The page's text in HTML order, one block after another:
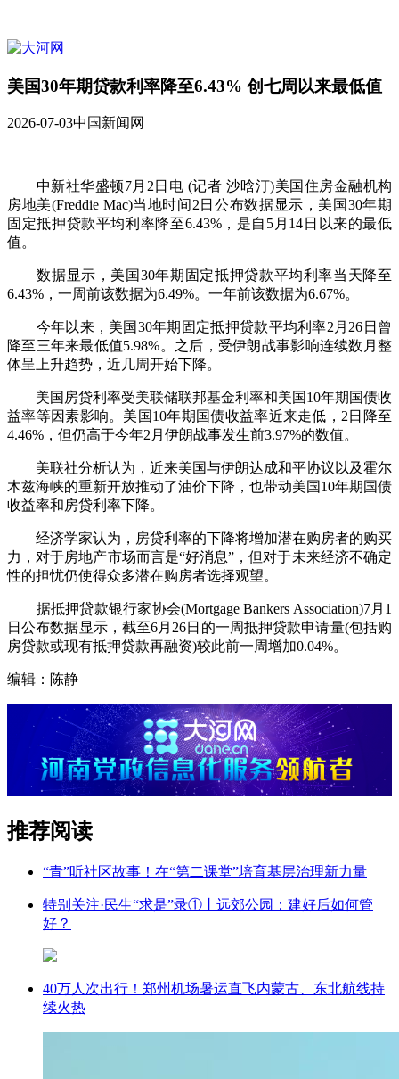
美国30年期贷款利率降至6.43% 创七周以来最低值
2026-07-03中国新闻网
中新社华盛顿7月2日电 (记者 沙晗汀)美国住房金融机构
房地美(Freddie Mac)当地时间2日公布数据显示，美国30年期
固定抵押贷款平均利率降至6.43%，是自5月14日以来的最低
值。
数据显示，美国30年期固定抵押贷款平均利率当天降至
6.43%，一周前该数据为6.49%。一年前该数据为6.67%。
今年以来，美国30年期固定抵押贷款平均利率2月26日曾
降至三年来最低值5.98%。之后，受伊朗战事影响连续数月整
体呈上升趋势，近几周开始下降。
美国房贷利率受美联储联邦基金利率和美国10年期国债收
益率等因素影响。美国10年期国债收益率近来走低，2日降至
4.46%，但仍高于今年2月伊朗战事发生前3.97%的数值。
美联社分析认为，近来美国与伊朗达成和平协议以及霍尔
木兹海峡的重新开放推动了油价下降，也带动美国10年期国债
收益率和房贷利率下降。
经济学家认为，房贷利率的下降将增加潜在购房者的购买
力，对于房地产市场而言是“好消息”，但对于未来经济不确定
性的担忧仍使得众多潜在购房者选择观望。
据抵押贷款银行家协会(Mortgage Bankers Association)7月1
日公布数据显示，截至6月26日的一周抵押贷款申请量(包括购
房贷款或现有抵押贷款再融资)较此前一周增加0.04%。
编辑：陈静
推荐阅读
“青”听社区故事！在“第二课堂”培育基层治理新力量
特别关注·民生“求是”录①丨远郊公园：建好后如何管
好？
40万人次出行！郑州机场暑运直飞内蒙古、东北航线持
续火热